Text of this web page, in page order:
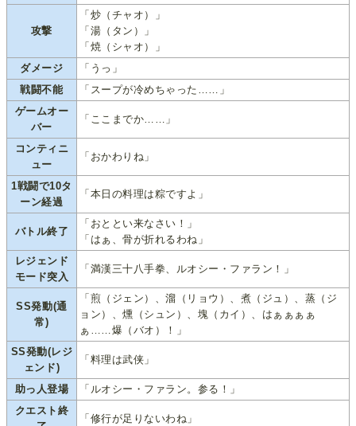
攻撃
「炒（チャオ）」
「湯（タン）」
「焼（シャオ）」
ダメージ
「うっ」
戦闘不能
「スープが冷めちゃった……」
ゲームオー
バー
「ここまでか……」
コンティニ
ュー
「おかわりね」
1戦闘で10タ
ーン経過
「本日の料理は粽ですよ」
バトル終了
「おととい来なさい！」
「はぁ、骨が折れるわね」
レジェンド
モード突入
「満漢三十八手拳、ルオシー・ファラン！」
SS発動(通
常)
「煎（ジェン）、溜（リョウ）、煮（ジュ）、蒸（ジ
ョン）、燻（シュン）、塊（カイ）、はぁぁぁぁ
ぁ……爆（バオ）！」
SS発動(レジ
ェンド)
「料理は武侠」
助っ人登場
「ルオシー・ファラン。参る！」
クエスト終
「修行が足りないわね」